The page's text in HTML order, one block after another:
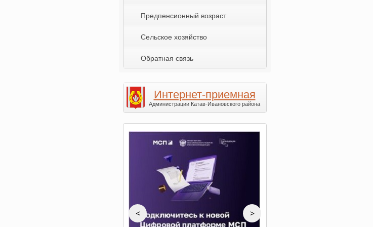
Предпенсионный возраст
Сельское хозяйство
Обратная связь
Интернет-приемная
Администрации Катав-Ивановского района
< >